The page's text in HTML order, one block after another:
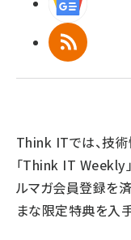
RSS
Think ITでは、技
「Think IT Weekly
ルマガ会員登録を
まな限定特典を入